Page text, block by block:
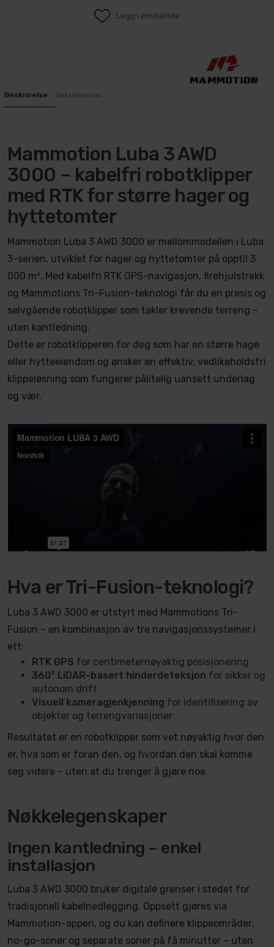
Legg i ønskeliste
Beskrivelse Dokumenter
Mammotion Luba 3 AWD
3000 – kabelfri robotklipper
med RTK for større hager og
hyttetomter
Mammotion Luba 3 AWD 3000 er mellommodellen i Luba
3-serien, utviklet for hager og hyttetomter på opptil 3
000 m². Med kabelfri RTK GPS-navigasjon, firehjulstrekk
og Mammotions Tri-Fusion-teknologi får du en presis og
selvgående robotklipper som takler krevende terreng –
uten kantledning.
Dette er robotklipperen for deg som har en større hage
eller hytteeiendom og ønsker en effektiv, vedlikeholdsfri
klippeløsning som fungerer pålitelig uansett underlag
og vær.
Hva er Tri-Fusion-teknologi?
Luba 3 AWD 3000 er utstyrt med Mammotions Tri-
Fusion – en kombinasjon av tre navigasjonssystemer i
ett:
RTK GPS for centimeternøyaktig posisjonering
360° LiDAR-basert hinderdeteksjon for sikker og
autonom drift
Visuell kameragjenkjenning for identifisering av
objekter og terrengvariasjoner
Resultatet er en robotklipper som vet nøyaktig hvor den
er, hva som er foran den, og hvordan den skal komme
seg videre – uten at du trenger å gjøre noe.
Nøkkelegenskaper
Ingen kantledning – enkel
installasjon
Luba 3 AWD 3000 bruker digitale grenser i stedet for
tradisjonell kabelnedlegging. Oppsett gjøres via
Mammotion-appen, og du kan definere klippeområder,
no-go-soner og separate soner på få minutter – uten